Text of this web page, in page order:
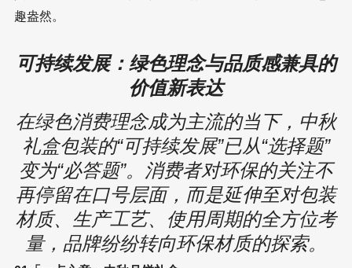
趣盎然。
可持续发展：绿色理念与品质感兼具的
价值新表达
在绿色消费理念成为主流的当下，中秋
礼盒包装的“可持续发展”已从“选择题”
变为“必答题”。消费者对环保的关注不
再停留在口号层面，而是延伸至对包装
材质、生产工艺、使用周期的全方位考
量，品牌纷纷转向环保材质的探索。